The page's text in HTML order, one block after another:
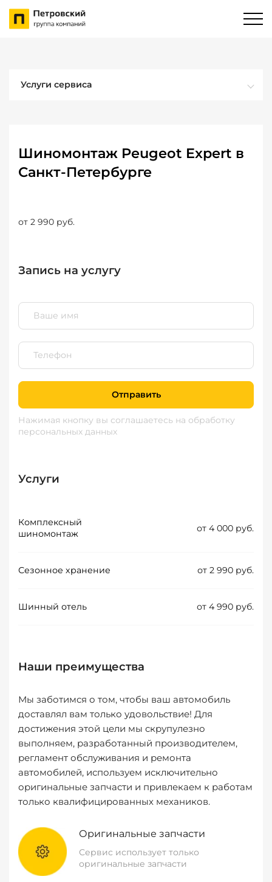
Услуги сервиса
Шиномонтаж Peugeot Expert в
Санкт-Петербурге
от 2 990 руб.
Запись на услугу
Отправить
Нажимая кнопку вы соглашаетесь на обработку
персональных данных
Услуги
Комплексный
шиномонтаж
от 4 000 руб.
Сезонное хранение от 2 990 руб.
Шинный отель от 4 990 руб.
Наши преимущества
Мы заботимся о том, чтобы ваш автомобиль
доставлял вам только удовольствие! Для
достижения этой цели мы скрупулезно
выполняем, разработанный производителем,
регламент обслуживания и ремонта
автомобилей, используем исключительно
оригинальные запчасти и привлекаем к работам
только квалифицированных механиков.
Оригинальные запчасти
Сервис использует только
оригинальные запчасти